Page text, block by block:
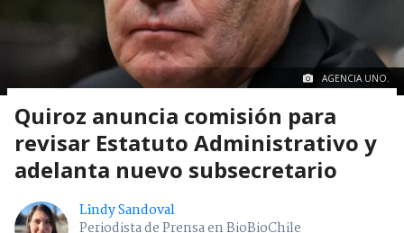
AGENCIA UNO.
Quiroz anuncia comisión para
revisar Estatuto Administrativo y
adelanta nuevo subsecretario
Lindy Sandoval